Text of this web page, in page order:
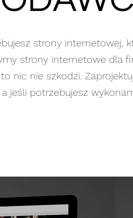
strony internetowej,
strony internetowe dla
nic nie szkodzi.
jeśli potrzebujesz